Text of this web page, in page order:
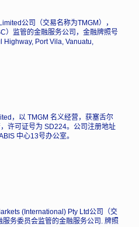
公司（交易名称为TMGM），
）监管的金融服务公司，金融牌照号
Highway, Port Vila, Vanuatu,
，以 TMGM 名义经营，获塞舌尔
许可证号为 SD224。公司注册地址
中心13号办公室。
(International) Pty Ltd公司（交
务委员会监管的金融服务公司. 牌照